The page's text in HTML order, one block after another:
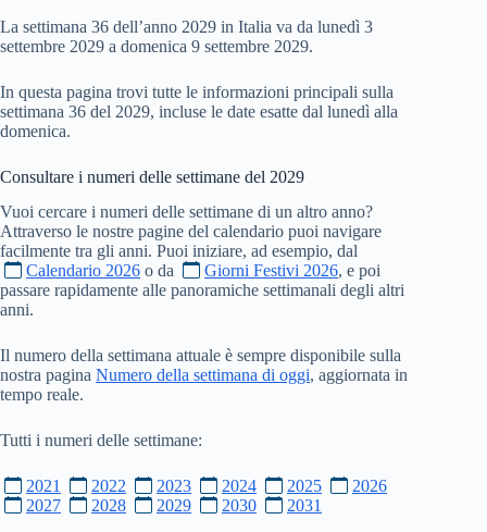
La settimana 36 dell’anno 2029 in Italia va da lunedì 3
settembre 2029 a domenica 9 settembre 2029.
In questa pagina trovi tutte le informazioni principali sulla
settimana 36 del 2029, incluse le date esatte dal lunedì alla
domenica.
Consultare i numeri delle settimane del 2029
Vuoi cercare i numeri delle settimane di un altro anno?
Attraverso le nostre pagine del calendario puoi navigare
facilmente tra gli anni. Puoi iniziare, ad esempio, dal
Calendario 2026 o da Giorni Festivi 2026, e poi
passare rapidamente alle panoramiche settimanali degli altri
anni.
Il numero della settimana attuale è sempre disponibile sulla
nostra pagina Numero della settimana di oggi, aggiornata in
tempo reale.
Tutti i numeri delle settimane:
2021 2022 2023 2024 2025
2026
2027
2028 2029 2030 2031